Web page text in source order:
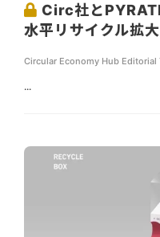
Circ社と
水平リサイクル拡
Circular Economy Hub Editorial
...